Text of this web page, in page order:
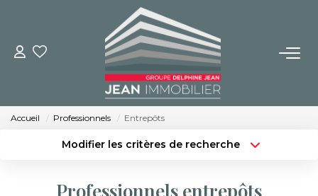
NOS BIENS
Achat
Immobilier Neuf
Accueil Professionnels Entrepôts
Modifier les critères de recherche
Type de bienProfessionnels entrepôts